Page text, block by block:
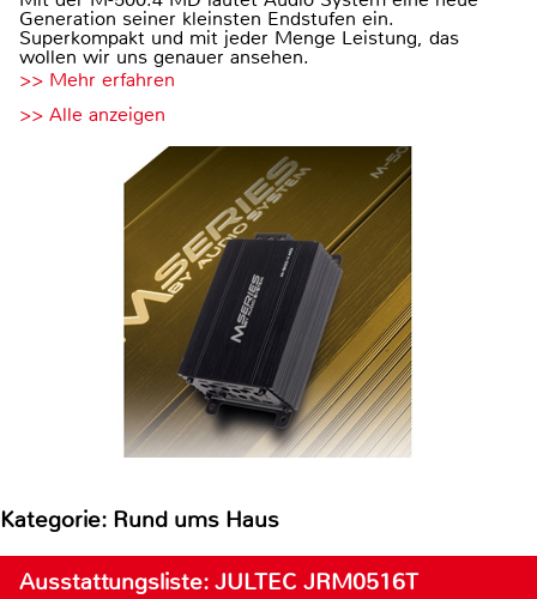
Generation seiner kleinsten Endstufen ein.
Superkompakt und mit jeder Menge Leistung, das
wollen wir uns genauer ansehen.
>> Mehr erfahren
>> Alle anzeigen
Kategorie: Rund ums Haus
Ausstattungsliste: JULTEC JRM0516T